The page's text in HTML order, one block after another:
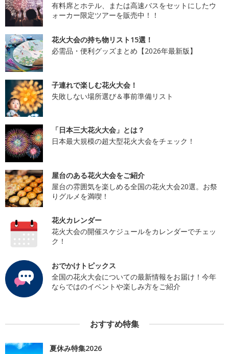
有料席とホテル、または高速バスをセットにしたウ
ォーカー限定ツアーを販売中！！
花火大会の持ち物リスト15選！
必需品・便利グッズまとめ【2026年最新版】
子連れで楽しむ花火大会！
失敗しない場所選び＆事前準備リスト
「日本三大花火大会」とは？
日本最大規模の超大型花火大会をチェック！
屋台のある花火大会をご紹介
屋台の雰囲気を楽しめる全国の花火大会20選。お祭
りグルメを満喫！
花火カレンダー
花火大会の開催スケジュールをカレンダーでチェッ
ク！
おでかけトピックス
全国の花火大会についての最新情報をお届け！今年
ならではのイベントや楽しみ方をご紹介
おすすめ特集
夏休み特集2026